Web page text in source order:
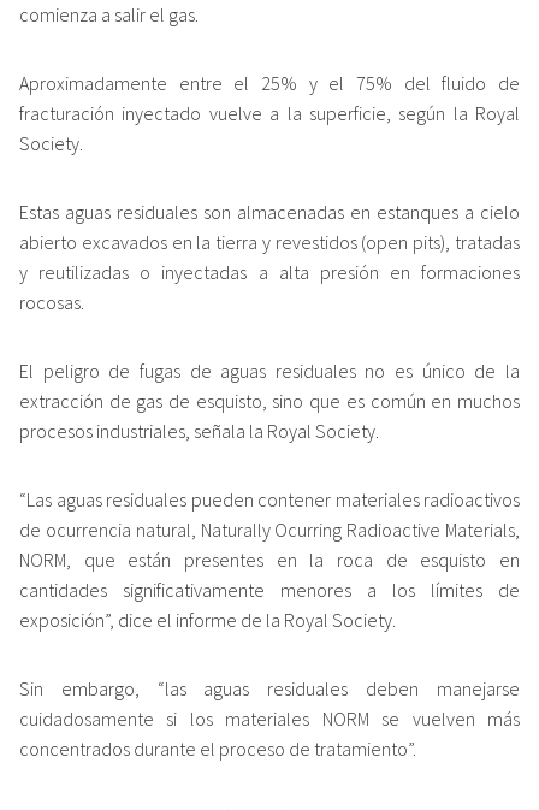
comienza a salir el gas.
Aproximadamente entre el 25% y el 75% del fluido de
fracturación inyectado vuelve a la superficie, según la Royal
Society.
Estas aguas residuales son almacenadas en estanques a cielo
abierto excavados en la tierra y revestidos (open pits), tratadas
y reutilizadas o inyectadas a alta presión en formaciones
rocosas.
El peligro de fugas de aguas residuales no es único de la
extracción de gas de esquisto, sino que es común en muchos
procesos industriales, señala la Royal Society.
“Las aguas residuales pueden contener materiales radioactivos
de ocurrencia natural, Naturally Ocurring Radioactive Materials,
NORM, que están presentes en la roca de esquisto en
cantidades significativamente menores a los límites de
exposición”, dice el informe de la Royal Society.
Sin embargo, “las aguas residuales deben manejarse
cuidadosamente si los materiales NORM se vuelven más
concentrados durante el proceso de tratamiento”.